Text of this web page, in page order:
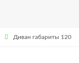
Диван габариты 120